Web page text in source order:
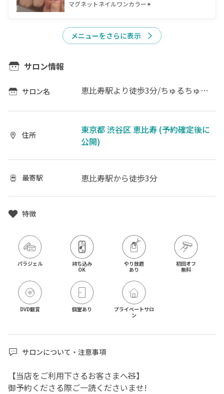
マグネットネイルワンカラー✴︎
メニューをさらに表示
サロン情報
サロン名 恵比寿駅より徒歩3分/ちゅるちゅるワンカラー
住所
東京都 渋谷区 恵比寿 (予約確定後に
公開)
最寄駅 恵比寿駅から徒歩3分
特徴
パラジェル
持ち込み
OK
やり放題
あり
初回オフ
無料
DVD観賞 個室あり
プライベートサロ
ン
サロンについて・注意事項
【当店をご利用下さるお客さまへ🧸】
御予約くださる際ご一読くださいませ!